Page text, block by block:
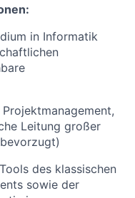
in Informatik
Leitung großer
des klassischen
sowie der